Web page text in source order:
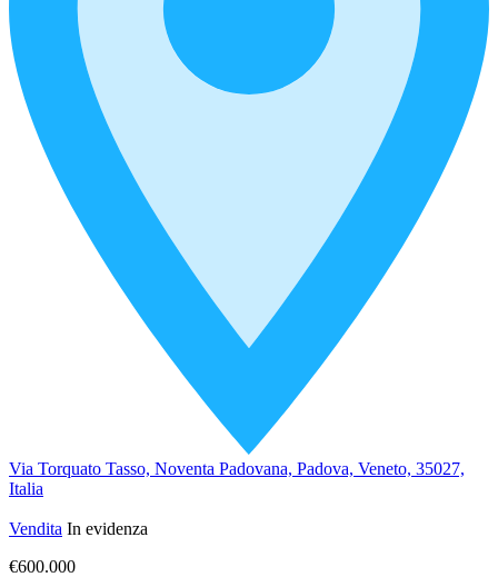
Via Torquato Tasso, Noventa Padovana, Padova, Veneto, 35027,
Italia
Vendita In evidenza
€600.000